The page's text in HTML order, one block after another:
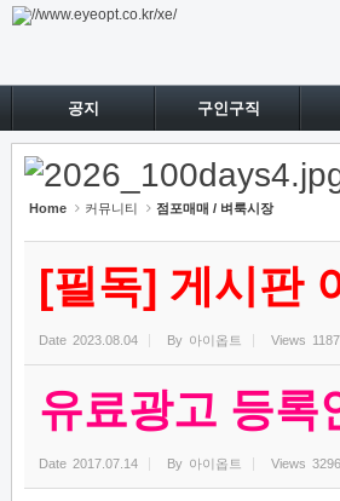
공지 구인구직
Home 커뮤니티 점포매매 / 벼룩시장
[필독] 게시판
Date 2023.08.04 By 아이옵트 Views 1187
유료광고 등록
Date 2017.07.14 By 아이옵트 Views 3296